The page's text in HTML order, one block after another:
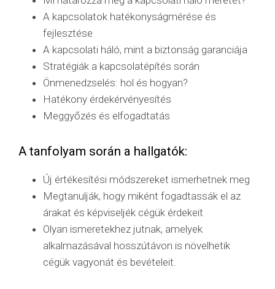
A kapcsolatok hatékonyságmérése és
fejlesztése
A kapcsolati háló, mint a biztonság garanciája
Stratégiák a kapcsolatépítés során
Önmenedzselés: hol és hogyan?
Hatékony érdekérvényesítés
Meggyőzés és elfogadtatás
A tanfolyam során a hallgatók:
Új értékesítési módszereket ismerhetnek meg
Megtanulják, hogy miként fogadtassák el az
árakat és képviseljék cégük érdekeit
Olyan ismeretekhez jutnak, amelyek
alkalmazásával hosszútávon is növelhetik
cégük vagyonát és bevételeit.